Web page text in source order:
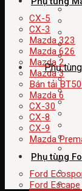
CX-5
CX-3
Mazda 323
Mazda 626
Mazda 2
Mazda 3
Bán tải BT50
Mazda 6
CX-30
CX-8
CX-9
Mazda
Phụ tùng
Ford
Ford Escape
Phụ